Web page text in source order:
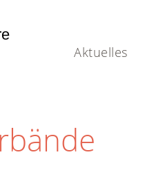
Aktuelles